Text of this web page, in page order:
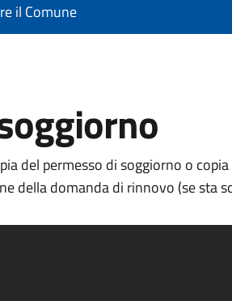
il Comune
del permesso di soggiorno o
della domanda di rinnovo (se sta